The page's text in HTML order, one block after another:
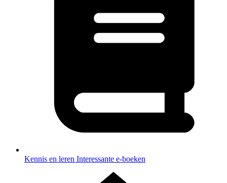
Kennis en leren Interessante e-boeken